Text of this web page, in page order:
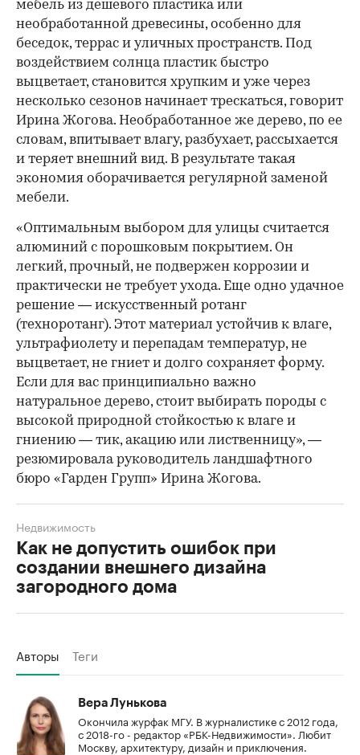
мебель из дешевого пластика или
необработанной древесины, особенно для
беседок, террас и уличных пространств. Под
воздействием солнца пластик быстро
выцветает, становится хрупким и уже через
несколько сезонов начинает трескаться, говорит
Ирина Жогова. Необработанное же дерево, по ее
словам, впитывает влагу, разбухает, рассыхается
и теряет внешний вид. В результате такая
экономия оборачивается регулярной заменой
мебели.
«Оптимальным выбором для улицы считается
алюминий с порошковым покрытием. Он
легкий, прочный, не подвержен коррозии и
практически не требует ухода. Еще одно удачное
решение — искусственный ротанг
(техноротанг). Этот материал устойчив к влаге,
ультрафиолету и перепадам температур, не
выцветает, не гниет и долго сохраняет форму.
Если для вас принципиально важно
натуральное дерево, стоит выбирать породы с
высокой природной стойкостью к влаге и
гниению — тик, акацию или лиственницу», —
резюмировала руководитель ландшафтного
бюро «Гарден Групп» Ирина Жогова.
Как не допустить ошибок при
создании внешнего дизайна
загородного дома
Недвижимость
Авторы Теги
Вера Лунькова
Окончила журфак МГУ. В журналистике с 2012 года,
с 2018-го - редактор «РБК-Недвижимости». Любит
Москву, архитектуру, дизайн и приключения.